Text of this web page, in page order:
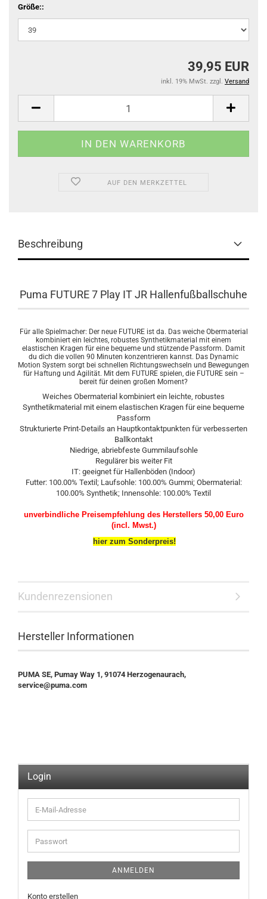
Größe::
39,95 EUR
inkl. 19% MwSt. zzgl. Versand
AUF DEN MERKZETTEL
Beschreibung
Puma FUTURE 7 Play IT JR Hallenfußballschuhe
Für alle Spielmacher: Der neue FUTURE ist da. Das weiche Obermaterial
kombiniert ein leichtes, robustes Synthetikmaterial mit einem
elastischen Kragen für eine bequeme und stützende Passform. Damit
du dich die vollen 90 Minuten konzentrieren kannst. Das Dynamic
Motion System sorgt bei schnellen Richtungswechseln und Bewegungen
für Haftung und Agilität. Mit dem FUTURE spielen, die FUTURE sein –
bereit für deinen großen Moment?
Weiches Obermaterial kombiniert ein leichte, robustes
Synthetikmaterial mit einem elastischen Kragen für eine bequeme
Passform
Strukturierte Print-Details an Hauptkontaktpunkten für verbesserten
Ballkontakt
Niedrige, abriebfeste Gummilaufsohle
Regulärer bis weiter Fit
IT: geeignet für Hallenböden (Indoor)
Futter: 100.00% Textil; Laufsohle: 100.00% Gummi; Obermaterial:
100.00% Synthetik; Innensohle: 100.00% Textil
unverbindliche Preisempfehlung des Herstellers 50,00 Euro
(incl. Mwst.)
hier zum Sonderpreis!
Kundenrezensionen
Hersteller Informationen
PUMA SE, Pumay Way 1, 91074 Herzogenaurach,
service@puma.com
Login
E-
Mail-
Adresse
Passwort
ANMELDEN
Konto erstellen